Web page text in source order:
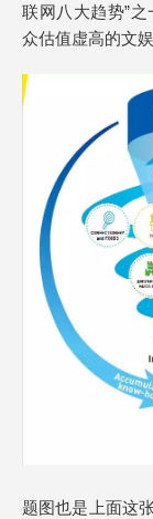
联网八大趋势”
众估值虚高的文娱
题图也是上面这